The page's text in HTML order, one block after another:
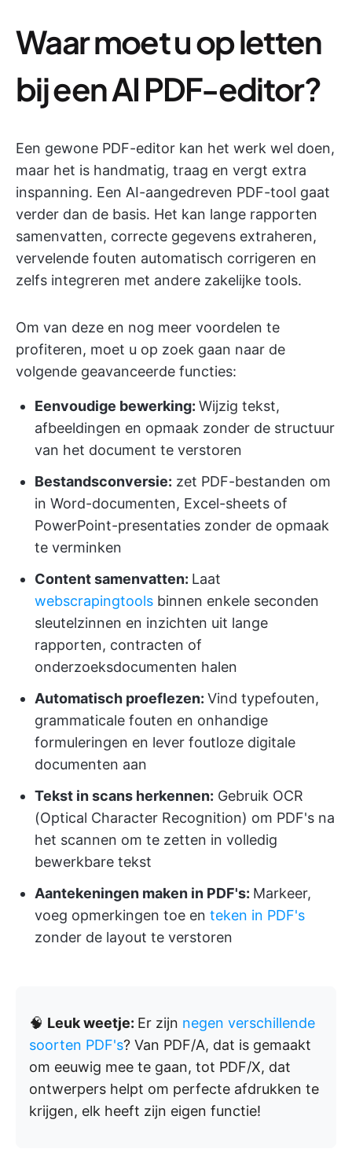
Waar moet u op letten
bij een AI PDF-editor?
Een gewone PDF-editor kan het werk wel doen,
maar het is handmatig, traag en vergt extra
inspanning. Een AI-aangedreven PDF-tool gaat
verder dan de basis. Het kan lange rapporten
samenvatten, correcte gegevens extraheren,
vervelende fouten automatisch corrigeren en
zelfs integreren met andere zakelijke tools.
Om van deze en nog meer voordelen te
profiteren, moet u op zoek gaan naar de
volgende geavanceerde functies:
Eenvoudige bewerking: Wijzig tekst,
afbeeldingen en opmaak zonder de structuur
van het document te verstoren
Bestandsconversie: zet PDF-bestanden om
in Word-documenten, Excel-sheets of
PowerPoint-presentaties zonder de opmaak
te verminken
Content samenvatten: Laat
webscrapingtools binnen enkele seconden
sleutelzinnen en inzichten uit lange
rapporten, contracten of
onderzoeksdocumenten halen
Automatisch proeflezen: Vind typefouten,
grammaticale fouten en onhandige
formuleringen en lever foutloze digitale
documenten aan
Tekst in scans herkennen: Gebruik OCR
(Optical Character Recognition) om PDF's na
het scannen om te zetten in volledig
bewerkbare tekst
Aantekeningen maken in PDF's: Markeer,
voeg opmerkingen toe en teken in PDF's
zonder de layout te verstoren
🧠 Leuk weetje: Er zijn negen verschillende
soorten PDF's? Van PDF/A, dat is gemaakt
om eeuwig mee te gaan, tot PDF/X, dat
ontwerpers helpt om perfecte afdrukken te
krijgen, elk heeft zijn eigen functie!